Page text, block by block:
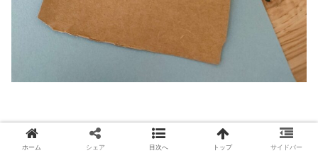
ホーム シェア 目次へ トップ サイドバー